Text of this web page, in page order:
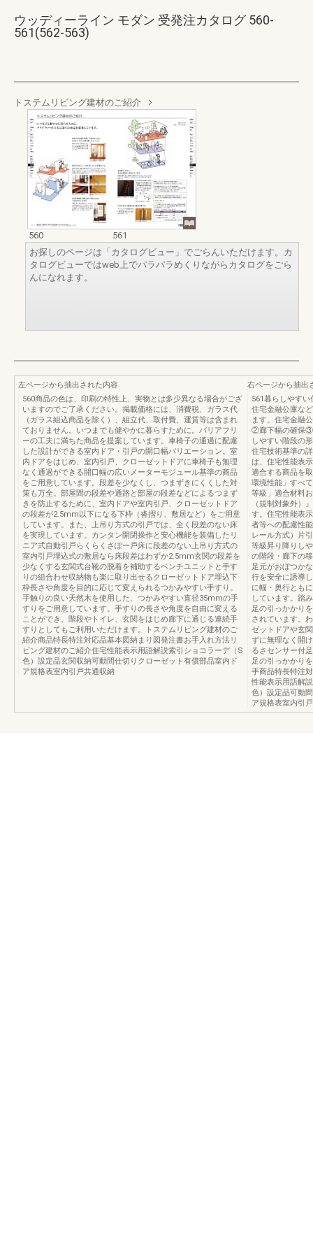
ウッディーライン モダン 受発注カタログ 560-
561(562-563)
トステムリビング建材のご紹介
560
561
お探しのページは「カタログビュー」でごらんいただけます。カ
タログビューではweb上でパラパラめくりながらカタログをごら
んになれます。
左ページから抽出された内容
560商品の色は、印刷の特性上、実物とは多少異なる場合がござ
いますのでご了承ください。掲載価格には、消費税、ガラス代
（ガラス組込商品を除く）、組立代、取付費、運賃等は含まれ
ておりません。いつまでも健やかに暮らすために。バリアフリ
ーの工夫に満ちた商品を提案しています。車椅子の通過に配慮
した設計ができる室内ドア・引戸の開口幅バリエーション。室
内ドアをはじめ、室内引戸、クローゼットドアに車椅子も無理
なく通過ができる開口幅の広いメーターモジュール基準の商品
をご用意しています。段差を少なくし、つまずきにくくした対
策も万全。部屋間の段差や通路と部屋の段差などによるつまず
きを防止するために、室内ドアや室内引戸、クローゼットドア
の段差が2.5mm以下になる下枠（沓摺り、敷居など）をご用意
しています。また、上吊り方式の引戸では、全く段差のない床
を実現しています。カンタン開閉操作と安心機能を装備したリ
ニア式自動引戸らくらくさぽー戸床に段差のない上吊り方式の
室内引戸埋込式の敷居なら床段差はわずか2.5mm玄関の段差を
少なくする玄関式台靴の脱着を補助するベンチユニットと手す
りの組合わせ収納物も楽に取り出せるクローゼットドア埋込下
枠長さや角度を目的に応じて変えられるつかみやすい手すり。
手触りの良い天然木を使用した、つかみやすい直径35mmの手
すりをご用意しています。手すりの長さや角度を自由に変える
ことができ、階段やトイレ、玄関をはじめ廊下に通じる連続手
すりとしてもご利用いただけます。トステムリビング建材のご
紹介商品特長特注対応品基本図納まり図発注書お手入れ方法リ
ビング建材のご紹介住宅性能表示用語解説索引ショコラーデ（S
色）設定品玄関収納可動間仕切りクローゼット有償部品室内ド
ア規格表室内引戸共通収納
右ページから抽出
561暮らしやす
住宅金融公庫な
ます。住宅金融
②廊下幅の確保③
しやすい階段の
住宅技術基準の
は、住宅性能表
適合する商品を
環境性能」すべ
等級」適合材料
（規制対象外）
す。住宅性能表
者等への配慮性
レール方式）片
等級昇り降りし
の階段・廊下の
足元がおぼつか
行を安全に誘導
に幅・奥行とも
しています。踏
足の引っかかり
されています。
ゼットドアや玄
ずに無理なく開
るさセンサー付
足の引っかかり
手商品特長特注
性能表示用語解
色）設定品可動
ア規格表室内引